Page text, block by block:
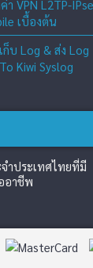
ำประเทศไทยที่มี
อาชีพ